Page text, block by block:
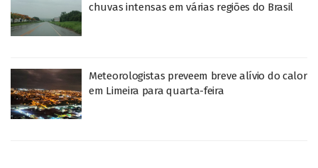
chuvas intensas em várias regiões do Brasil
Meteorologistas preveem breve alívio do calor
em Limeira para quarta-feira